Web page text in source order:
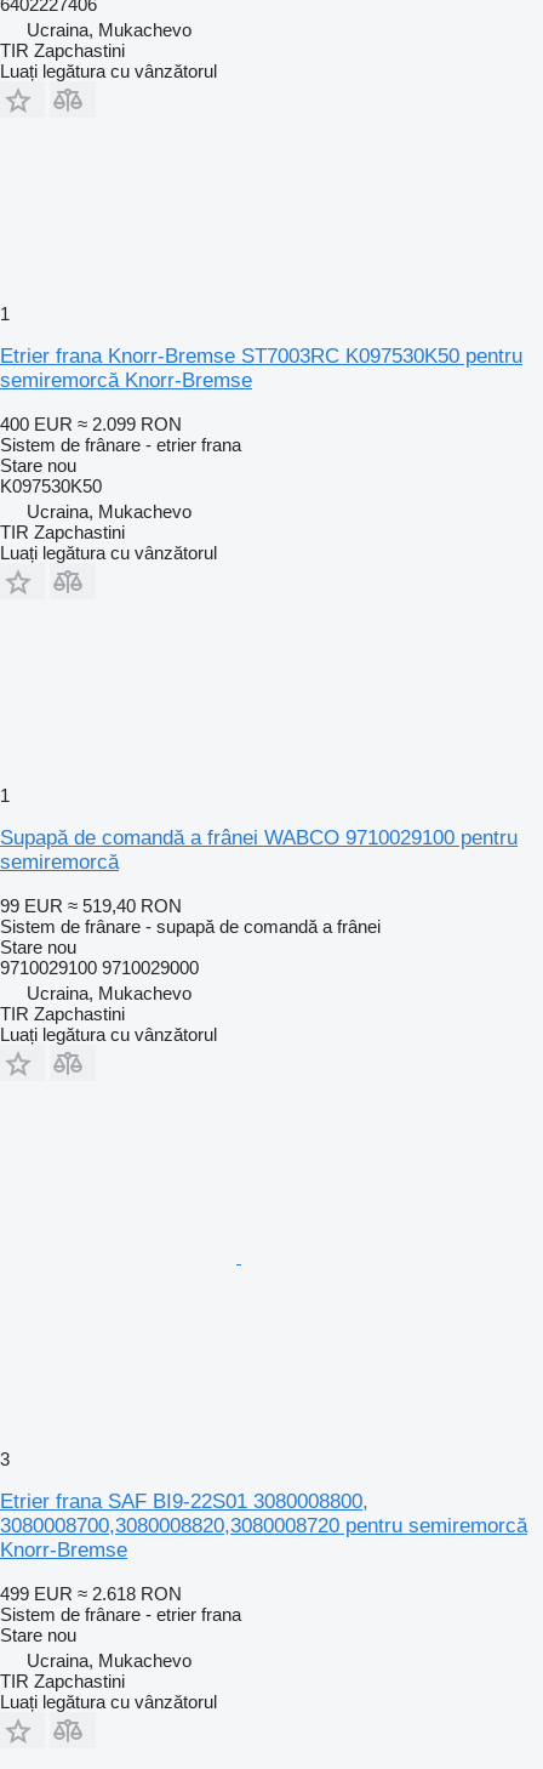
6402227406
Ucraina, Mukachevo
TIR Zapchastini
Luați legătura cu vânzătorul
1
Etrier frana Knorr-Bremse ST7003RC K097530K50 pentru
semiremorcă Knorr-Bremse
400 EUR ≈ 2.099 RON
Sistem de frânare - etrier frana
Stare nou
K097530K50
Ucraina, Mukachevo
TIR Zapchastini
Luați legătura cu vânzătorul
1
Supapă de comandă a frânei WABCO 9710029100 pentru
semiremorcă
99 EUR ≈ 519,40 RON
Sistem de frânare - supapă de comandă a frânei
Stare nou
9710029100 9710029000
Ucraina, Mukachevo
TIR Zapchastini
Luați legătura cu vânzătorul
3
Etrier frana SAF BI9-22S01 3080008800,
3080008700,3080008820,3080008720 pentru semiremorcă
Knorr-Bremse
499 EUR ≈ 2.618 RON
Sistem de frânare - etrier frana
Stare nou
Ucraina, Mukachevo
TIR Zapchastini
Luați legătura cu vânzătorul